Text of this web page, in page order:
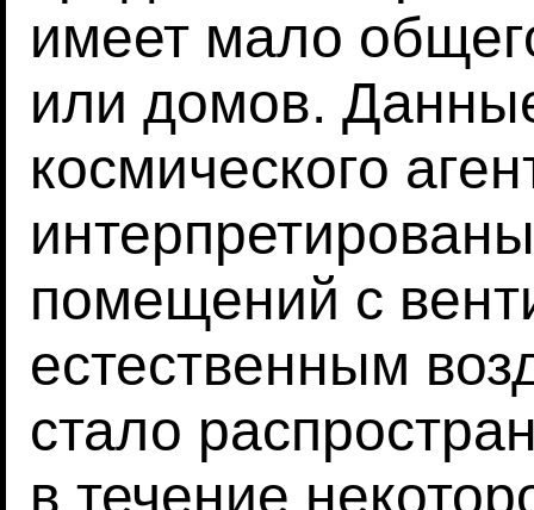
имеет мало
или домов.
космического
помещений с
естественным
стало
в течение